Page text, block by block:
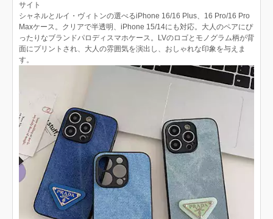
サイト
シャネルとルイ・ヴィトンの選べるiPhone 16/16 Plus、16 Pro/16 Pro
Maxケース。クリアで半透明、iPhone 15/14にも対応。大人のペアにぴ
ったりなブランドパロディスマホケース。LVのロゴとモノグラム柄が背
面にプリントされ、大人の雰囲気を演出し、おしゃれな印象を与えま
す。